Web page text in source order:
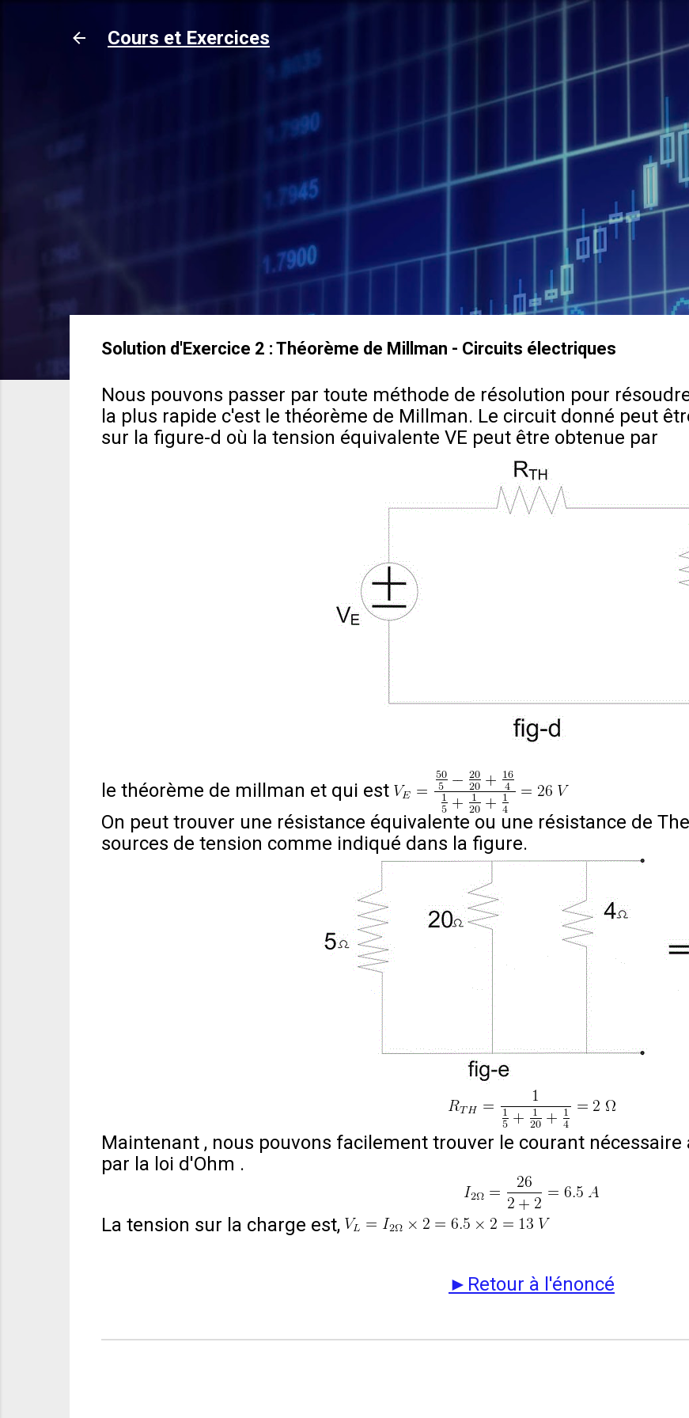
Accéder au contenu principal
Cours et Exercices
Solution d'Exercice 2 : Théorème de Millman - Circuits électriques
Nous pouvons passer par toute méthode de résolution pour
la plus rapide c'est le théorème de Millman. Le circuit donné peut
sur la figure-d où la tension équivalente VE peut être obtenue par
le théorème de millman et qui est
On peut trouver une résistance équivalente ou une résistance de
sources de tension comme indiqué dans la figure.
Maintenant , nous pouvons facilement trouver le courant nécessaire
par la loi d'Ohm .
La tension sur la charge est,
► Retour à l'énoncé